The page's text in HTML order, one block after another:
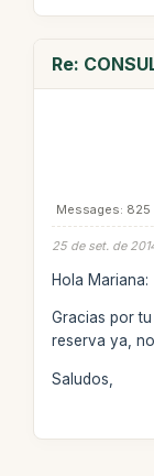
Re:
Messages: 825
25 de set. de
Hola Mariana:
Gracias por
reserva ya,
Saludos,